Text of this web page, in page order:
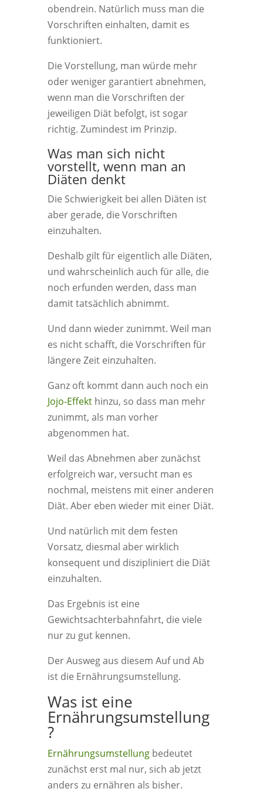
obendrein. Natürlich muss man die
Vorschriften einhalten, damit es
funktioniert.
Die Vorstellung, man würde mehr
oder weniger garantiert abnehmen,
wenn man die Vorschriften der
jeweiligen Diät befolgt, ist sogar
richtig. Zumindest im Prinzip.
Was man sich nicht
vorstellt, wenn man an
Diäten denkt
Die Schwierigkeit bei allen Diäten ist
aber gerade, die Vorschriften
einzuhalten.
Deshalb gilt für eigentlich alle Diäten,
und wahrscheinlich auch für alle, die
noch erfunden werden, dass man
damit tatsächlich abnimmt.
Und dann wieder zunimmt. Weil man
es nicht schafft, die Vorschriften für
längere Zeit einzuhalten.
Ganz oft kommt dann auch noch ein
Jojo-Effekthinzu, so dass man mehr
zunimmt, als man vorher
abgenommen hat.
Weil das Abnehmen aber zunächst
erfolgreich war, versucht man es
nochmal, meistens mit einer anderen
Diät. Aber eben wieder mit einer Diät.
Und natürlich mit dem festen
Vorsatz, diesmal aber wirklich
konsequent und diszipliniert die Diät
einzuhalten.
Das Ergebnis ist eine
Gewichtsachterbahnfahrt, die viele
nur zu gut kennen.
Der Ausweg aus diesem Auf und Ab
ist die Ernährungsumstellung.
Was ist eine
Ernährungsumstellung
?
Ernährungsumstellungbedeutet
zunächst erst mal nur, sich ab jetzt
anders zu ernähren als bisher.